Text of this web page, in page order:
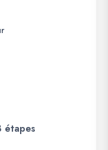
étapes